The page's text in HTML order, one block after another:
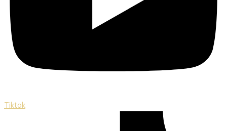
Tiktok